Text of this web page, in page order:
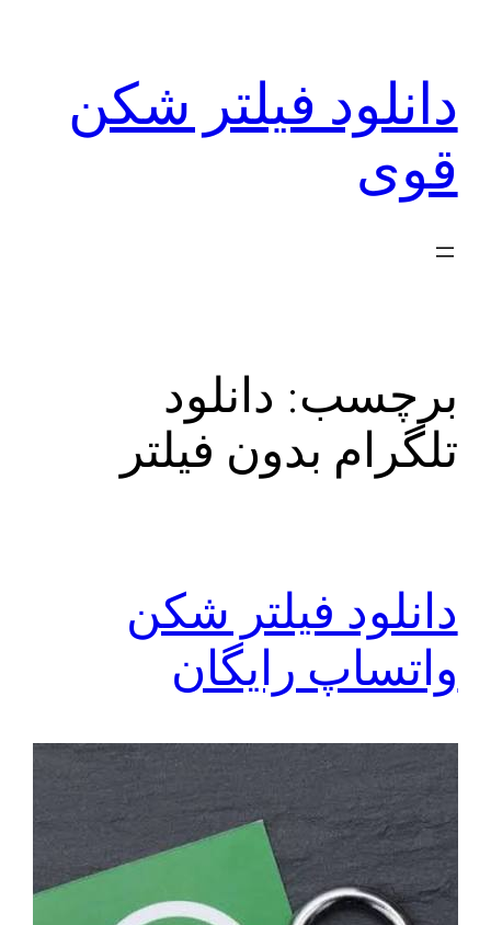
دانلود فیلتر شکن
قوی
برچسب: دانلود
تلگرام بدون فیلتر
دانلود فیلتر شکن
واتساپ رایگان